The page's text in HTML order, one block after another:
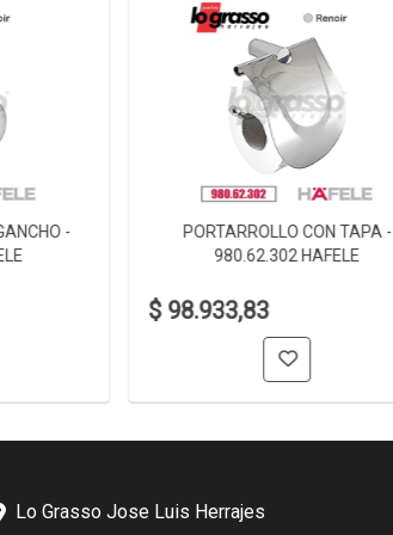
-
PORTARROLLO CON TAPA -
980.62.302 HAFELE
$ 98.933,83
Lo Grasso Jose Luis Herrajes